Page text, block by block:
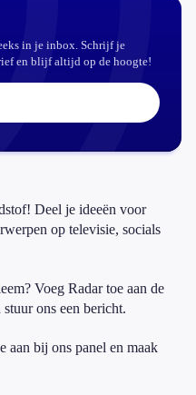
in je inbox. Schrijf je
en blijf altijd op de hoogte!
Deel je ideeën voor
op televisie, socials
Voeg Radar toe aan de
ons een bericht.
bij ons panel en maak